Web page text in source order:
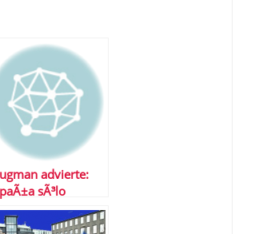
advierte:
sÃ³lo
el desempleo
del euro